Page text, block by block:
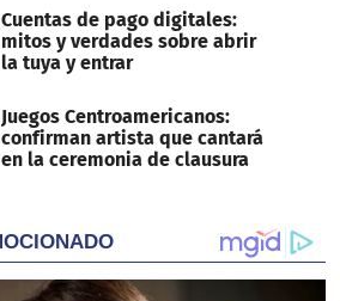
Cuentas de pago digitales:
mitos y verdades sobre abrir
la tuya y entrar
Juegos Centroamericanos:
confirman artista que cantará
en la ceremonia de clausura